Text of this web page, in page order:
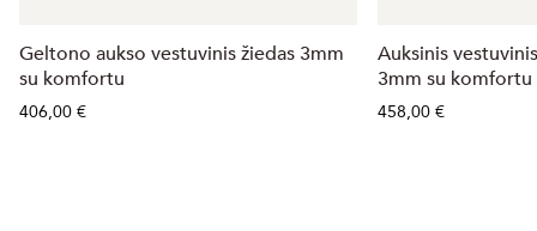
Geltono aukso vestuvinis žiedas 3mm
su komfortu
406,00 €
Auksinis
3mm su komfortu
458,00 €